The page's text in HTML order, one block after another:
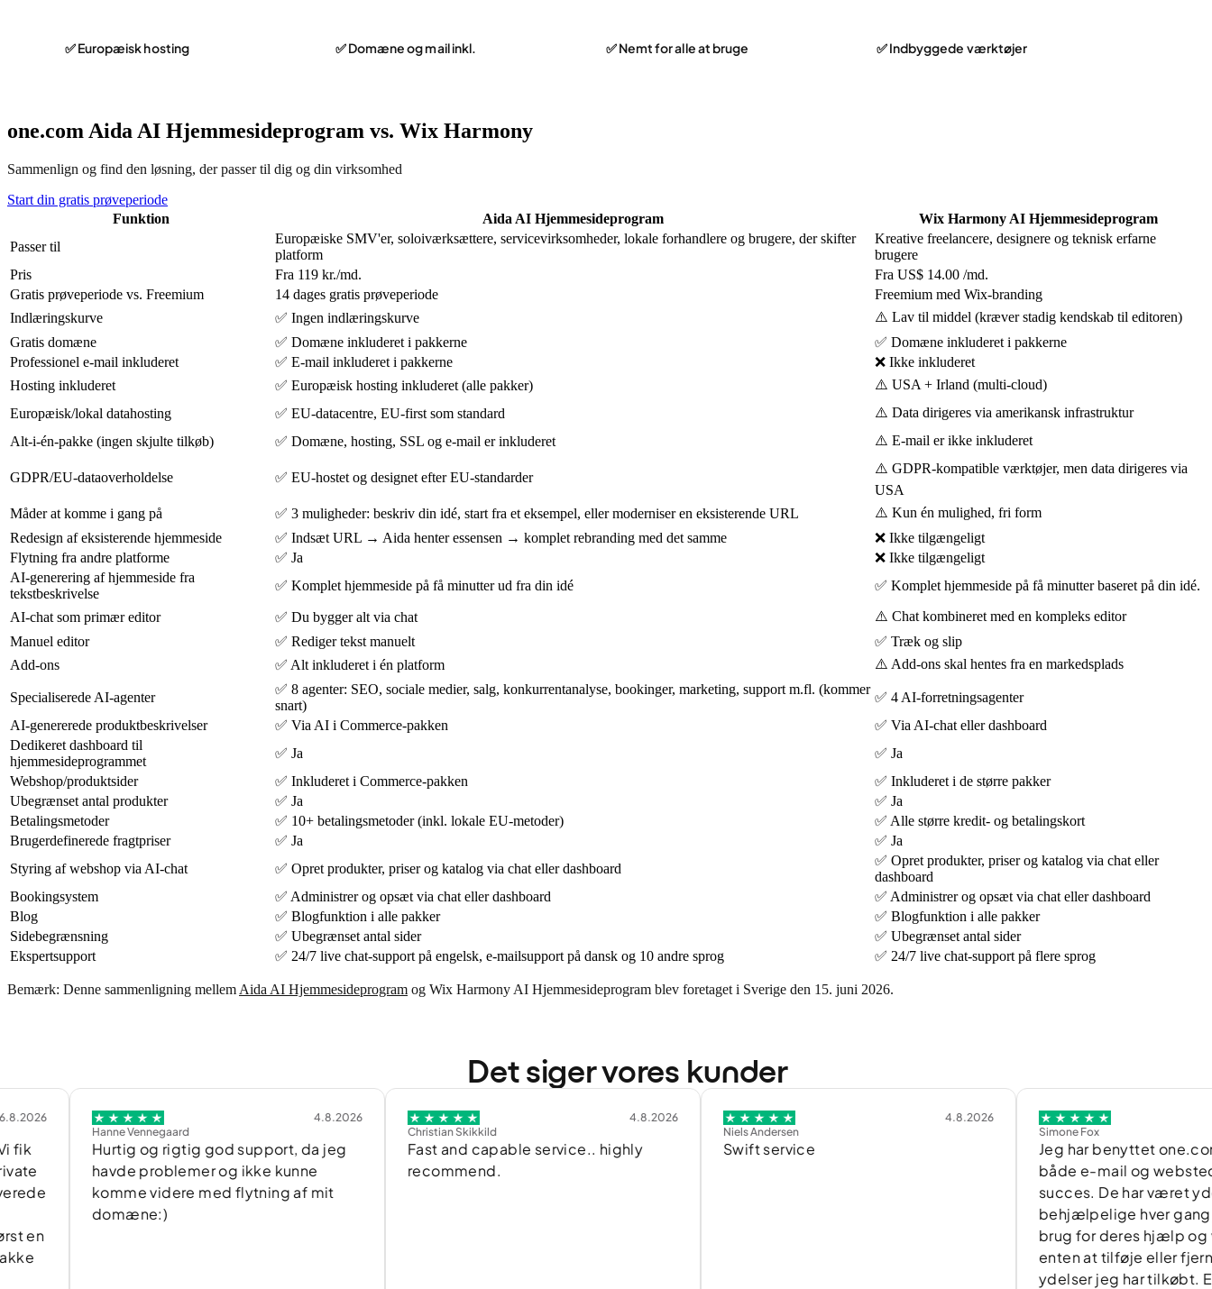
✅ Europæisk hosting ✅ Domæne og mail inkl. ✅ Nemt for alle at bruge ✅ Indbyggede værktøjer
one.com Aida AI Hjemmesideprogram vs. Wix Harmony
Sammenlign og find den løsning, der passer til dig og din virksomhed
Start din gratis prøveperiode
Funktion
Aida AI Hjemmesideprogram
Wix Harmony AI Hjemmesideprogram
Passer til
Europæiske SMV'er, soloiværksættere, servicevirksomheder, lokale forhandlere og brugere, der skifter
platform
Kreative freelancere, designere og teknisk erfarne
brugere
Pris
Fra 119 kr./md.
Fra US$ 14.00 /md.
Gratis prøveperiode vs. Freemium
14 dages gratis prøveperiode
Freemium med Wix-branding
Indlæringskurve
✅ Ingen indlæringskurve
⚠️ Lav til middel (kræver stadig kendskab til editoren)
Gratis domæne
✅ Domæne inkluderet i pakkerne
✅ Domæne inkluderet i pakkerne
Professionel e-mail inkluderet
✅ E-mail inkluderet i pakkerne
❌ Ikke inkluderet
Hosting inkluderet
✅ Europæisk hosting inkluderet (alle pakker)
⚠️ USA + Irland (multi-cloud)
Europæisk/lokal datahosting
✅ EU-datacentre, EU-first som standard
⚠️ Data dirigeres via amerikansk infrastruktur
Alt-i-én-pakke (ingen skjulte tilkøb)
✅ Domæne, hosting, SSL og e-mail er inkluderet ⚠️ E-mail er ikke inkluderet
GDPR/EU-dataoverholdelse ✅ EU-hostet og designet efter EU-standarder
⚠️ GDPR-kompatible værktøjer, men data dirigeres via
USA
Måder at komme i gang på
✅ 3 muligheder: beskriv din idé, start fra et eksempel, eller moderniser en eksisterende URL
⚠️ Kun én mulighed, fri form
Redesign af eksisterende hjemmeside
✅ Indsæt URL → Aida henter essensen → komplet rebranding med det samme
❌ Ikke tilgængeligt
Flytning fra andre platforme
✅ Ja
❌ Ikke tilgængeligt
AI-generering af hjemmeside fra
tekstbeskrivelse
✅ Komplet hjemmeside på få minutter ud fra din idé ✅ Komplet hjemmeside på få minutter baseret på din idé.
AI-chat som primær editor ✅ Du bygger alt via chat
⚠️ Chat kombineret med en kompleks editor
Manuel editor
✅ Rediger tekst manuelt
✅ Træk og slip
Add-ons
✅ Alt inkluderet i én platform ⚠️ Add-ons skal hentes fra en markedsplads
Specialiserede AI-agenter
✅ 8 agenter: SEO, sociale medier, salg, konkurrentanalyse, bookinger, marketing, support m.fl. (kommer
snart)
✅ 4 AI-forretningsagenter
AI-genererede produktbeskrivelser
✅ Via AI i Commerce-pakken
✅ Via AI-chat eller dashboard
Dedikeret dashboard til
hjemmesideprogrammet
✅ Ja
✅ Ja
Webshop/produktsider
✅ Inkluderet i Commerce-pakken
✅ Inkluderet i de større pakker
Ubegrænset antal produkter
✅ Ja
✅ Ja
Betalingsmetoder
✅ 10+ betalingsmetoder (inkl. lokale EU-metoder)
✅ Alle større kredit- og betalingskort
Brugerdefinerede fragtpriser
✅ Ja
✅ Ja
Styring af webshop via AI-chat
✅ Opret produkter, priser og katalog via chat eller dashboard
✅ Opret produkter, priser og katalog via chat eller
dashboard
Bookingsystem
✅ Administrer og opsæt via chat eller dashboard
✅ Administrer og opsæt via chat eller dashboard
Blog
✅ Blogfunktion i alle pakker
✅ Blogfunktion i alle pakker
Sidebegrænsning
✅ Ubegrænset antal sider
✅ Ubegrænset antal sider
Ekspertsupport
✅ 24/7 live chat-support på engelsk, e-mailsupport på dansk og 10 andre sprog ✅ 24/7 live chat-support på flere sprog
Bemærk: Denne sammenligning mellem Aida AI Hjemmesideprogram og Wix Harmony AI Hjemmesideprogram blev foretaget i Sverige den 15. juni 2026.
Det siger vores kunder
Hanne Vennegaard
4.8.2026
Hurtig og rigtig god support, da jeg
havde problemer og ikke kunne
komme videre med flytning af mit
domæne:)
Christian Skikkild
4.8.2026
Fast and capable service.. highly
recommend.
Niels Andersen
4.8.2026
Swift service
Simone Fox
Jeg har benyttet one.com til
både e-mail og websted
succes. De har været yderst
behjælpelige hver gang jeg
brug for deres hjælp og
enten at tilføje eller fjerne
ydelser jeg har tilkøbt. En